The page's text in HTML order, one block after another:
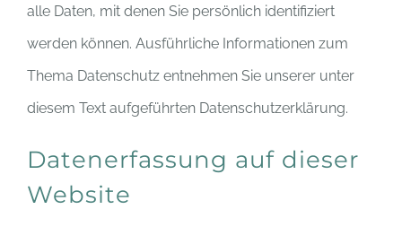
alle Daten, mit denen Sie persönlich identifiziert
werden können. Ausführliche Informationen zum
Thema Datenschutz entnehmen Sie unserer unter
diesem Text aufgeführten Datenschutzerklärung.
Datenerfassung auf dieser
Website